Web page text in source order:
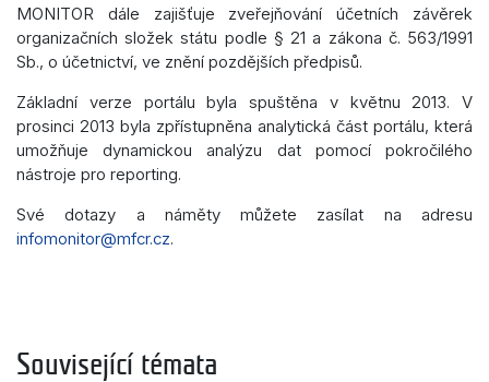
MONITOR dále zajišťuje zveřejňování účetních závěrek
organizačních složek státu podle § 21 a zákona č. 563/1991
Sb., o účetnictví, ve znění pozdějších předpisů.
Základní verze portálu byla spuštěna v květnu 2013. V
prosinci 2013 byla zpřístupněna analytická část portálu, která
umožňuje dynamickou analýzu dat pomocí pokročilého
nástroje pro reporting.
Své dotazy a náměty můžete zasílat na adresu
infomonitor@mfcr.cz.
Související témata